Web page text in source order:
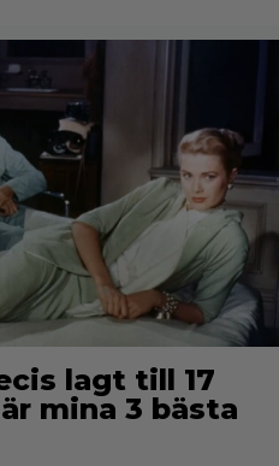
lagt till 17
mina 3 bästa